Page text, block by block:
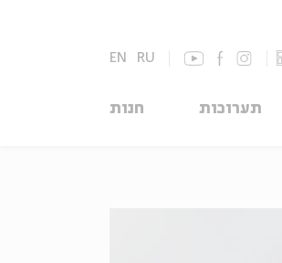
EN RU
תערוכות חנות